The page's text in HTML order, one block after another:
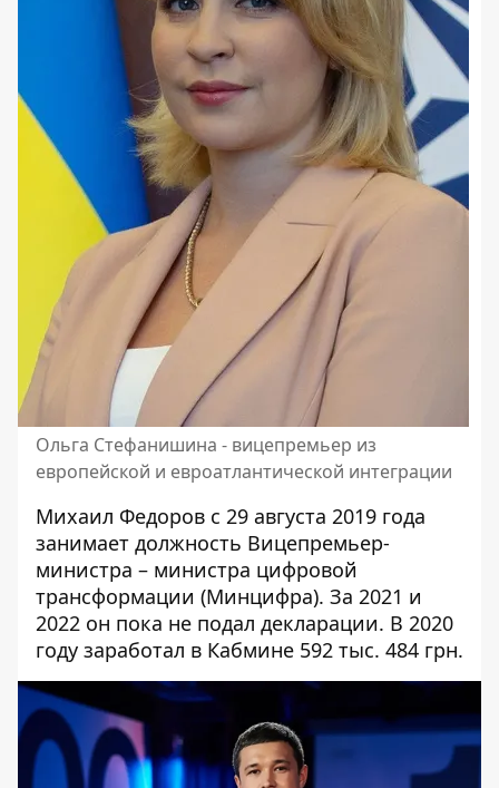
Ольга Стефанишина - вицепремьер из
европейской и евроатлантической интеграции
Михаил Федоров с 29 августа 2019 года
занимает должность Вицепремьер-
министра – министра цифровой
трансформации (Минцифра). За 2021 и
2022 он пока не подал декларации. В 2020
году заработал в Кабмине 592 тыс. 484 грн.